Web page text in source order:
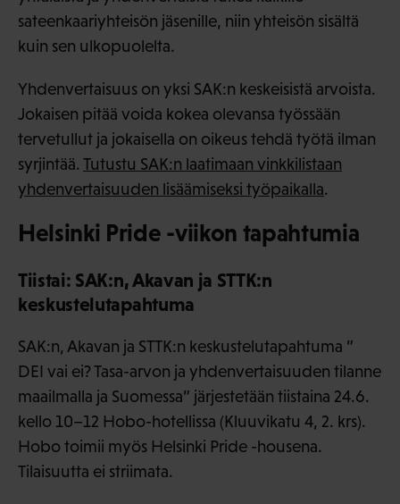
sateenkaariyhteisön jäsenille, niin yhteisön sisältä
kuin sen ulkopuolelta.
Yhdenvertaisuus on yksi SAK:n keskeisistä arvoista.
Jokaisen pitää voida kokea olevansa työssään
tervetullut ja jokaisella on oikeus tehdä työtä ilman
syrjintää. Tutustu SAK:n laatimaan vinkkilistaan
yhdenvertaisuuden lisäämiseksi työpaikalla.
Helsinki Pride -viikon tapahtumia
Tiistai: SAK:n, Akavan ja STTK:n
keskustelutapahtuma
SAK:n, Akavan ja STTK:n keskustelutapahtuma ”
DEI vai ei? Tasa-arvon ja yhdenvertaisuuden tilanne
maailmalla ja Suomessa” järjestetään tiistaina 24.6.
kello 10–12 Hobo-hotellissa (Kluuvikatu 4, 2. krs).
Hobo toimii myös Helsinki Pride -housena.
Tilaisuutta ei striimata.